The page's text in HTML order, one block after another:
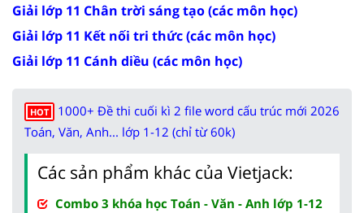
Giải lớp 11 Chân trời sáng tạo (các môn học)
Giải lớp 11 Kết nối tri thức (các môn học)
Giải lớp 11 Cánh diều (các môn học)
HOT
1000+ Đề thi cuối kì 2 file word cấu trúc mới 2026
Toán, Văn, Anh... lớp 1-12 (chỉ từ 60k)
Các sản phẩm khác của Vietjack:
Combo 3 khóa học Toán - Văn - Anh lớp 1-12